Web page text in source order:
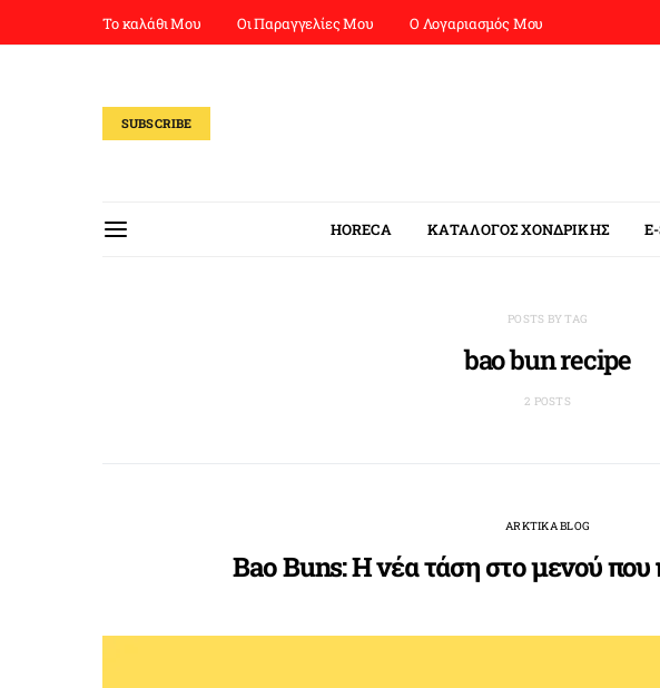
Το καλάθι Μου Οι Παραγγελίες Μου Ο Λογαριασμός Μου
SUBSCRIBE
HORECA ΚΑΤΑΛΟΓΟΣ ΧΟΝΔΡΙΚΗΣ
POSTS BY TAG
bao bun recipe
2 POSTS
ARKTIKA BLOG
Bao Buns: Η νέα τάση στο μενού που